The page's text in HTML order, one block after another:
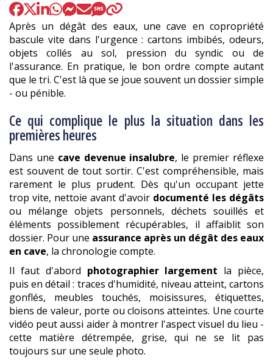
Après un dégât des eaux, une cave en copropriété
bascule vite dans l'urgence : cartons imbibés, odeurs,
objets collés au sol, pression du syndic ou de
l'assurance. En pratique, le bon ordre compte autant
que le tri. C'est là que se joue souvent un dossier simple
- ou pénible.
Ce qui complique le plus la situation dans les
premières heures
Dans une cave devenue insalubre, le premier réflexe
est souvent de tout sortir. C'est compréhensible, mais
rarement le plus prudent. Dès qu'un occupant jette
trop vite, nettoie avant d'avoir documenté les dégâts
ou mélange objets personnels, déchets souillés et
éléments possiblement récupérables, il affaiblit son
dossier. Pour une assurance après un dégât des eaux
en cave, la chronologie compte.
Il faut d'abord photographier largement la pièce,
puis en détail : traces d'humidité, niveau atteint, cartons
gonflés, meubles touchés, moisissures, étiquettes,
biens de valeur, porte ou cloisons atteintes. Une courte
vidéo peut aussi aider à montrer l'aspect visuel du lieu -
cette matière détrempée, grise, qui ne se lit pas
toujours sur une seule photo.